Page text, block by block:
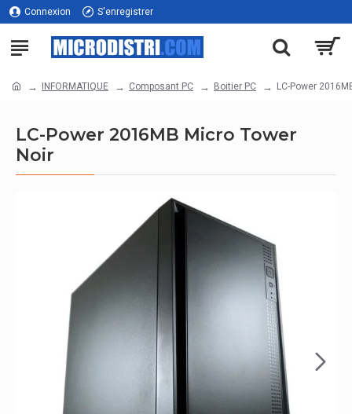
Connexion S'enregistrer
INFORMATIQUE Composant PC Boitier PC LC-Power
LC-Power 2016MB Micro Tower
Noir